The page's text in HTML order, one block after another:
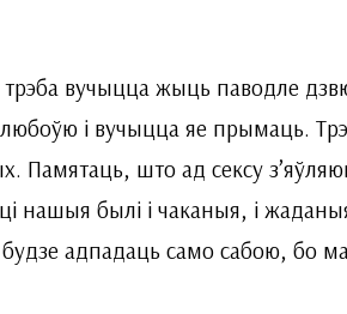
вучыцца жыць паводле
і вучыцца яе прымаць.
Памятаць, што ад сексу
нашыя былі і чаканыя, і
адпадаць само сабою, бо